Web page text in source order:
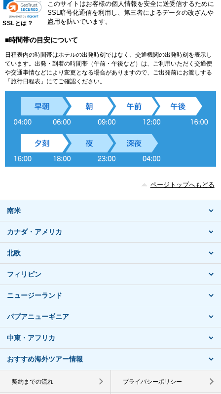
SSLとは？
このサイトはお客様の個人情報を安全に送受信するために
SSL暗号化通信を利用し、第三者によるデータの改ざんや
盗用を防いでいます。
■時間帯の目安について
日程表内の時間帯はホテルの出発時刻ではなく、交通機関の出発時刻を表示し
ています。出発・到着の時間帯（午前・午後など）は、ご利用いただく交通便
や交通事情などにより変更となる場合がありますので、ご出発前にお渡しする
「旅行日程表」にてご確認ください。
ページトップへもどる
南米
カナダ・アメリカ
北欧
フィリピン
ニュージーランド
パプアニューギニア
中東・アフリカ
おすすめ海外ツアー情報
契約までの流れ プライバシーポリシー